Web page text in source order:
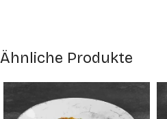
Ähnliche Produkte